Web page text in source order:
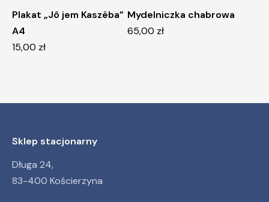
Plakat „Jô jem Kaszëba”
A4
15,00 zł
Mydelniczka chabrowa
65,00 zł
Sklep stacjonarny
Długa 24,
83-400 Kościerzyna